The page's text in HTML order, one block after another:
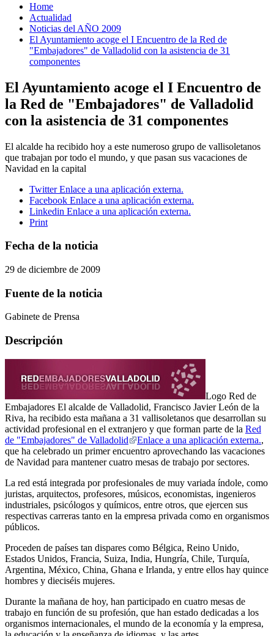
Home
Actualidad
Noticias del AÑO 2009
El Ayuntamiento acoge el I Encuentro de la Red de
"Embajadores" de Valladolid con la asistencia de 31
componentes
El Ayuntamiento acoge el I Encuentro de
la Red de "Embajadores" de Valladolid
con la asistencia de 31 componentes
El alcalde ha recibido hoy a este numeroso grupo de vallisoletanos
que trabajan por todo el mundo, y que pasan sus vacaciones de
Navidad en la capital
Twitter Enlace a una aplicación externa.
Facebook Enlace a una aplicación externa.
Linkedin Enlace a una aplicación externa.
Print
Fecha de la noticia
29 de diciembre de 2009
Fuente de la noticia
Gabinete de Prensa
Descripción
Logo Red de
Embajadores El alcalde de Valladolid, Francisco Javier León de la
Riva, ha recibido esta mañana a 31 vallisoletanos que desarrollan su
actividad profesional en el extranjero y que forman parte de la Red
de "Embajadores" de Valladolid
Enlace a una aplicación externa.,
que ha celebrado un primer encuentro aprovechando las vacaciones
de Navidad para mantener cuatro mesas de trabajo por sectores.
La red está integrada por profesionales de muy variada índole, como
juristas, arquitectos, profesores, músicos, economistas, ingenieros
industriales, psicólogos y químicos, entre otros, que ejercen sus
respectivas carreras tanto en la empresa privada como en organismos
públicos.
Proceden de países tan dispares como Bélgica, Reino Unido,
Estados Unidos, Francia, Suiza, India, Hungría, Chile, Turquía,
Argentina, México, China, Ghana e Irlanda, y entre ellos hay quince
hombres y dieciséis mujeres.
Durante la mañana de hoy, han participado en cuatro mesas de
trabajo en función de su profesión, que han estado dedicadas a los
organismos internacionales, el mundo de la economía y la empresa,